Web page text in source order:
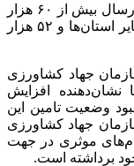
معاون جهاد کشاورزی مازندران همچنین از ارسال بیش از ۶۰ هزار
و ۱۲۱ کیلوگرم گوشت مرغ آماده طبخ به سایر استان‌ها و ۵۲ هزار
جهاد کشاورزی
نشان‌دهنده افزایش
وضعیت تامین این
جهاد کشاورزی
موثری در جهت
برداشته است.